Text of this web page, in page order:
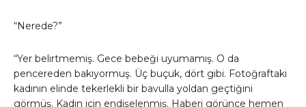
“Nerede?”
“Yer belirtmemiş. Gece bebeği uyumamış. O da
pencereden bakıyormuş. Üç buçuk, dört gibi. Fotoğraftaki
kadının elinde tekerlekli bir bavulla yoldan geçtiğini
görmüş. Kadın için endişelenmiş. Haberi görünce hemen